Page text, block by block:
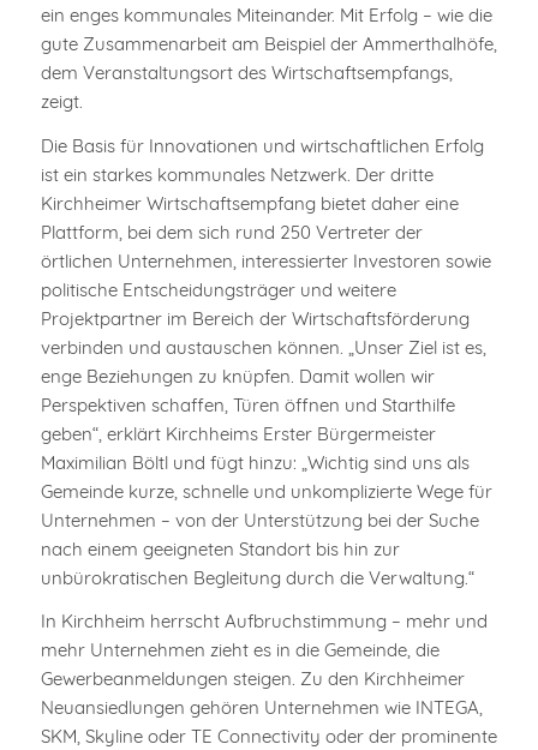
ein enges kommunales Miteinander. Mit Erfolg – wie die
gute Zusammenarbeit am Beispiel der Ammerthalhöfe,
dem Veranstaltungsort des Wirtschaftsempfangs,
zeigt.
Die Basis für Innovationen und wirtschaftlichen Erfolg
ist ein starkes kommunales Netzwerk. Der dritte
Kirchheimer Wirtschaftsempfang bietet daher eine
Plattform, bei dem sich rund 250 Vertreter der
örtlichen Unternehmen, interessierter Investoren sowie
politische Entscheidungsträger und weitere
Projektpartner im Bereich der Wirtschaftsförderung
verbinden und austauschen können. „Unser Ziel ist es,
enge Beziehungen zu knüpfen. Damit wollen wir
Perspektiven schaffen, Türen öffnen und Starthilfe
geben“, erklärt Kirchheims Erster Bürgermeister
Maximilian Böltl und fügt hinzu: „Wichtig sind uns als
Gemeinde kurze, schnelle und unkomplizierte Wege für
Unternehmen – von der Unterstützung bei der Suche
nach einem geeigneten Standort bis hin zur
unbürokratischen Begleitung durch die Verwaltung.“
In Kirchheim herrscht Aufbruchstimmung – mehr und
mehr Unternehmen zieht es in die Gemeinde, die
Gewerbeanmeldungen steigen. Zu den Kirchheimer
Neuansiedlungen gehören Unternehmen wie INTEGA,
SKM, Skyline oder TE Connectivity oder der prominente